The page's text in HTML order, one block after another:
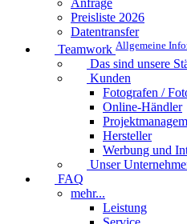
Anfrage
Preisliste 2026
Datentransfer
Teamwork Allgemeine
Das sind unsere
Kunden
Fotografen /
Online-Händler
Hersteller
Werbung und
Unser
FAQ
mehr...
Leistung